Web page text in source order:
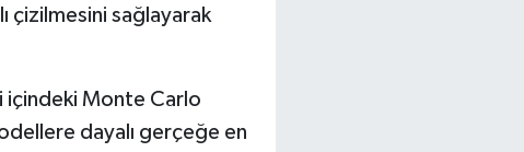
çizilmesini sağlayarak
içindeki Monte Carlo
dayalı gerçeğe en